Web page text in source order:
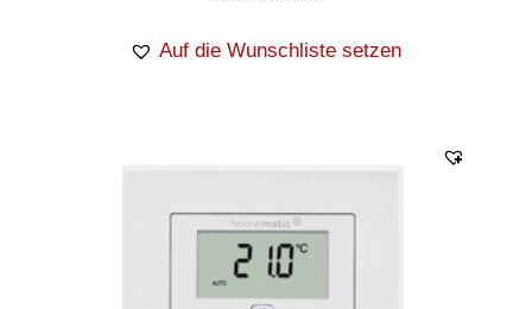
Auf die Wunschliste setzen